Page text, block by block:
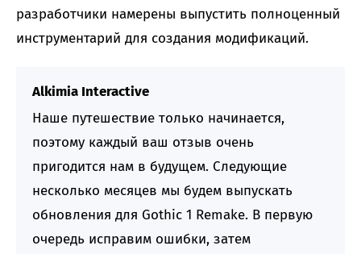
разработчики намерены выпустить полноценный
инструментарий для создания модификаций.
Alkimia Interactive
Наше путешествие только начинается,
поэтому каждый ваш отзыв очень
пригодится нам в будущем. Следующие
несколько месяцев мы будем выпускать
обновления для Gothic 1 Remake. В первую
очередь исправим ошибки, затем